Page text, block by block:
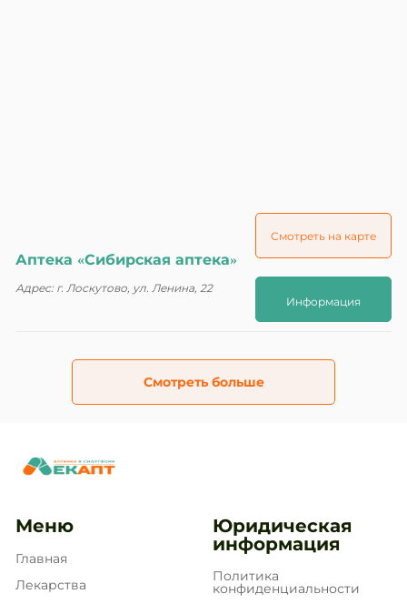
Аптека «Сибирская аптека»
Адрес: г. Лоскутово, ул. Ленина, 22
Смотреть на карте
Информация
Смотреть больше
Меню
Главная
Лекарства
Юридическая
информация
Политика
конфиденциальности